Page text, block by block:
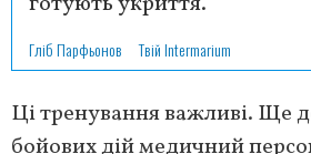
Гліб Парфьонов Твій Intermarium
Ці тренування важливі. Ще
бойових дій медичний